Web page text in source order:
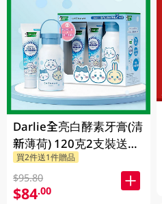
Darlie全亮白酵素牙膏(清
新薄荷) 120克2支裝送
Chiikawa便攜不鏽鋼杯
1PK
買2件送1件贈品
$95.80
$84.00